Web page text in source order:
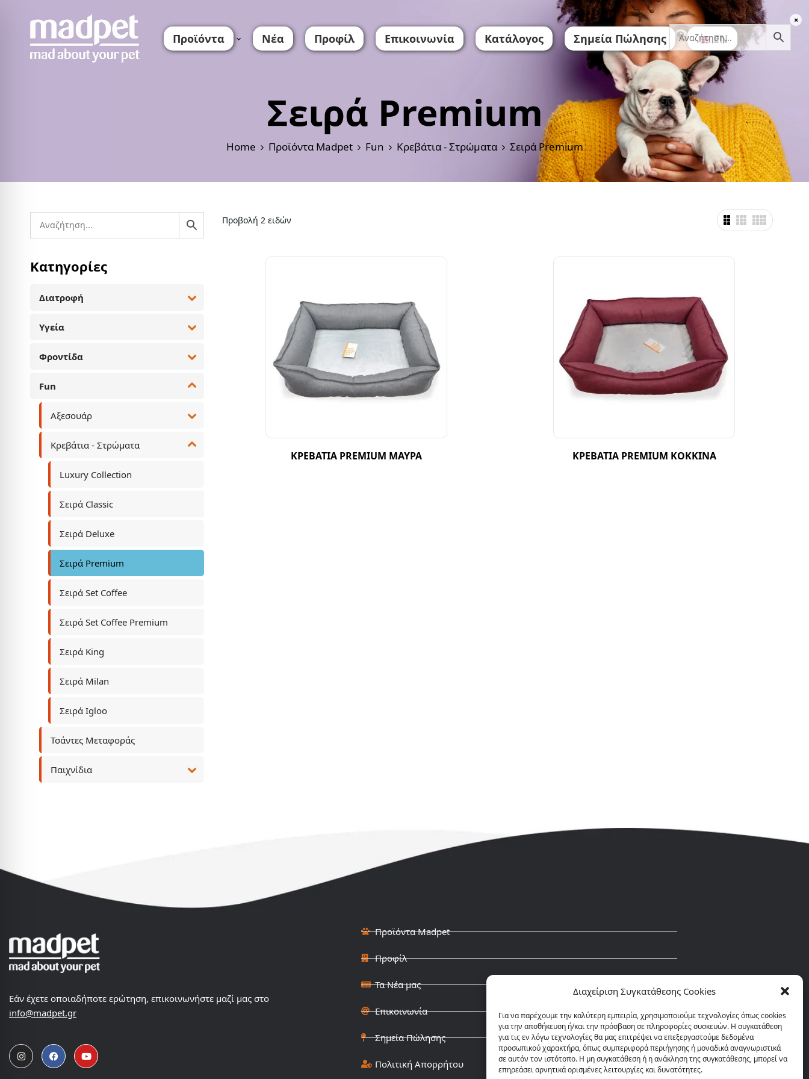
Διαχείριση Συγκατάθεσης Cookies
Για να παρέχουμε την καλύτερη εμπειρία, χρησιμοποιούμε τεχνολογίες όπως cookies
για την αποθήκευση ή/και την πρόσβαση σε πληροφορίες συσκευών. Η συγκατάθεση
για τις εν λόγω τεχνολογίες θα μας επιτρέψει να επεξεργαστούμε δεδομένα
προσωπικού χαρακτήρα, όπως συμπεριφορά περιήγησης ή μοναδικά αναγνωριστικά
σε αυτόν τον ιστότοπο. Η μη συγκατάθεση ή η ανάκληση της συγκατάθεσης, μπορεί να
επηρεάσει αρνητικά ορισμένες λειτουργίες και δυνατότητες.
Προϊόντα Νέα Προφίλ Επικοινωνία Κατάλογος Σημεία Πώλησης EN
Σειρά Premium
Home Προϊόντα Madpet Fun Κρεβάτια - Στρώματα Σειρά Premium
Κατηγορίες
Διατροφή
Υγεία
Φροντίδα
Fun
Αξεσουάρ
Κρεβάτια - Στρώματα
Luxury Collection
Σειρά Classic
Σειρά Deluxe
Σειρά Premium
Σειρά Set Coffee
Σειρά Set Coffee Premium
Σειρά King
Σειρά Milan
Σειρά Igloo
Τσάντες Μεταφοράς
Παιχνίδια
Προβολή 2 ειδών
ΚΡΕΒΑΤΙΑ PREMIUM ΜΑΥΡΑ ΚΡΕΒΑΤΙΑ PREMIUM ΚΟΚΚΙΝΑ
Εάν έχετε οποιαδήποτε ερώτηση, επικοινωνήστε μαζί μας στο
info@madpet.gr
Προϊόντα Madpet
Προφίλ
Τα Νέα μας
Επικοινωνία
Σημεία Πώλησης
Πολιτική Απορρήτου